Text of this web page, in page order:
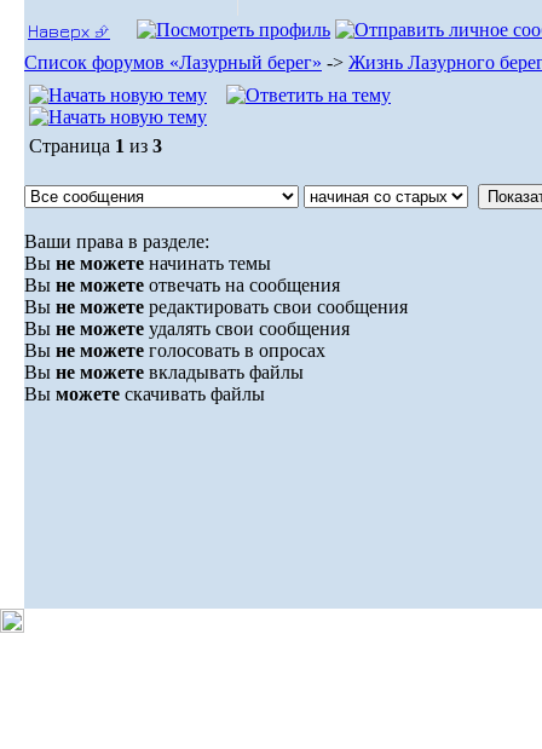
Наверх ⮵
Список форумов «Лазурный берег» -> Жизнь Лазурного
Страница 1 из 3
Ваши права в разделе:
Вы не можете начинать темы
Вы не можете отвечать на сообщения
Вы не можете редактировать свои сообщения
Вы не можете удалять свои сообщения
Вы не можете голосовать в опросах
Вы не можете вкладывать файлы
Вы можете скачивать файлы